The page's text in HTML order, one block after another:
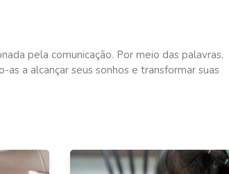
pela comunicação. Por meio das palavras,
as a alcançar seus sonhos e transformar suas